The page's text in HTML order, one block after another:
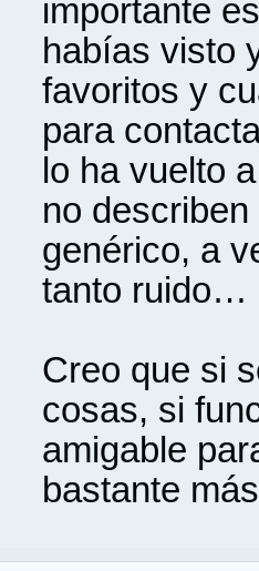
importante
habías visto
favoritos y
para
lo ha vuelto
no
genérico, a
tanto ruido…
Creo que si
cosas, si
amigable
bastante más